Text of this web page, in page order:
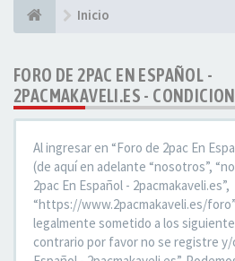
Inicio
FORO DE 2PAC EN ESPAÑOL -
2PACMAKAVELI.ES -
Al ingresar en “Foro de 2pac En
(de aquí en adelante “nosotros”,
2pac En Español - 2pacmakaveli.es”,
“https://www.2pacmakaveli.es/
legalmente sometido a los
contrario por favor no se registre y/